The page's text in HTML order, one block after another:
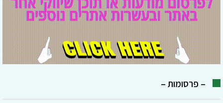
– פרסומות –